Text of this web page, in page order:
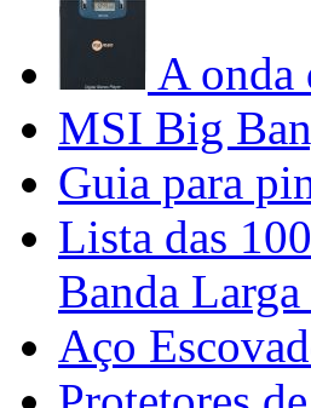
A onda
MSI Big
Guia para
Lista das
Banda Larga
Aço